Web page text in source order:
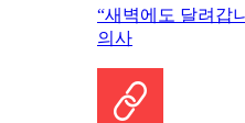
“새벽에도 달려갑
의사